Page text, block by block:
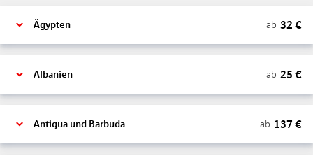
Ägypten ab 32 €
Albanien ab 25 €
Antigua und Barbuda ab 137 €